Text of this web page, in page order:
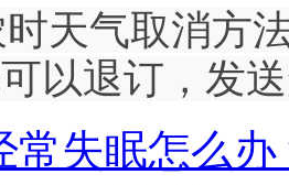
天气取消方
以退订，发
常失眠怎么办